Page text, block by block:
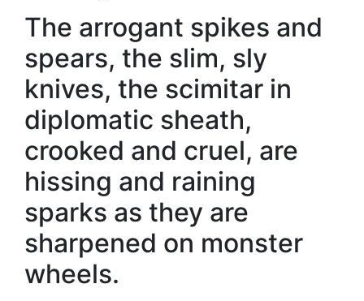
The arrogant spikes and
spears, the slim, sly
knives, the scimitar in
diplomatic sheath,
crooked and cruel, are
hissing and raining
sparks as they are
sharpened on monster
wheels.